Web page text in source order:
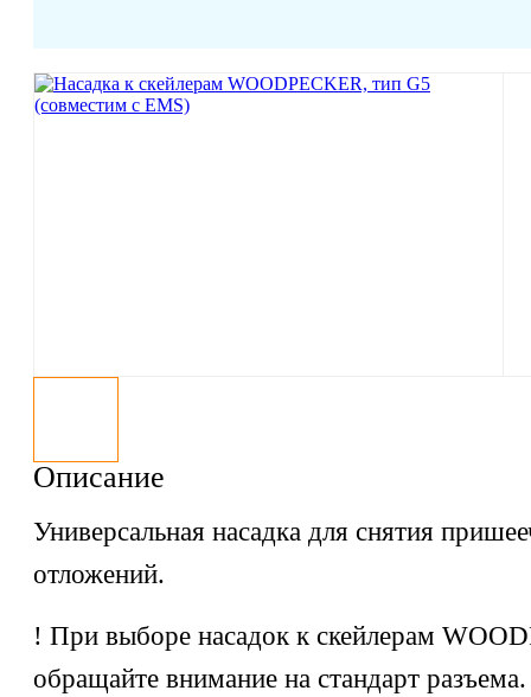
Описание
Универсальная насадка для снятия
отложений.
! При выборе насадок к скейлерам
обращайте внимание на стандарт